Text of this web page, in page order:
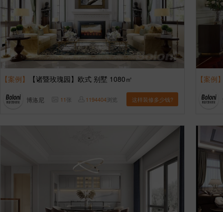
【案例】 【诸暨玫瑰园】欧式 别墅 1080㎡
博洛尼 11张 1194404浏览 这样装修多少钱?
【案例